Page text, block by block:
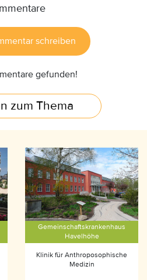
schreiben
gefunden!
zum Thema
Gemeinschaftskrankenhaus
Havelhöhe
Klinik für Anthroposophische
Medizin